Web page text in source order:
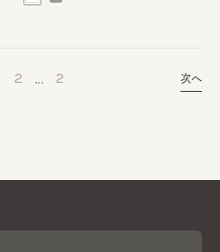
2 … 2 次へ